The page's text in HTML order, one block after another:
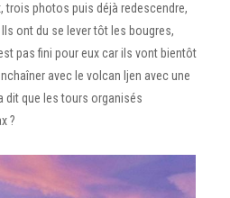
trois photos puis déjà redescendre,
ont du se lever tôt les bougres,
pas fini pour eux car ils vont bientôt
avec le volcan Ijen avec une
dit que les tours organisés
?